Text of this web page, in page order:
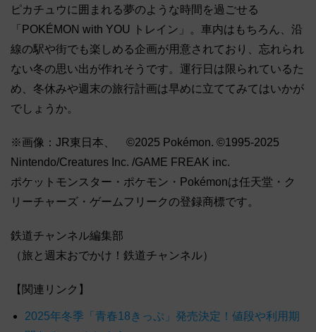
ピカチュウに囲まれる夢のような時間を過ごせる
「POKÉMON with YOU トレイン」。車内はもちろん、沿
線の駅や街でも楽しめる企画が用意されており、忘れられ
ない冬の思い出が作れそうです。運行日は限られているた
め、冬休みや週末の旅行計画は早めに立ててみてはいかが
でしょうか。
※画像：JR東日本、 ©2025 Pokémon. ©1995-2025
Nintendo/Creatures Inc. /GAME FREAK inc.
ポケットモンスター・ポケモン・Pokémonは任天堂・ク
リーチャーズ・ゲームフリークの登録商標です。
鉄道チャンネル編集部
（旅と週末おでかけ！鉄道チャンネル）
【関連リンク】
2025年冬季「青春18きっぷ」発売決定！値段や利用期